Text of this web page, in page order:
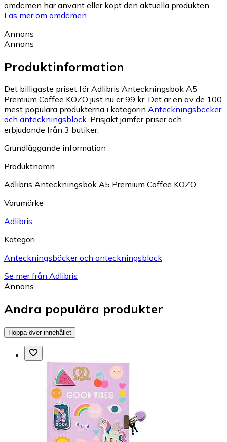
omdömen har använt eller köpt den aktuella produkten.
Läs mer om omdömen.
Annons
Annons
Produktinformation
Det billigaste priset för Adlibris Anteckningsbok A5
Premium Coffee KOZO just nu är 99 kr. Det är en av de 100
mest populära produkterna i kategorin Anteckningsböcker
och anteckningsblock. Prisjakt jämför priser och
erbjudande från 3 butiker.
Grundläggande information
Produktnamn
Adlibris Anteckningsbok A5 Premium Coffee KOZO
Varumärke
Adlibris
Kategori
Anteckningsböcker och anteckningsblock
Se mer från Adlibris
Annons
Andra populära produkter
Hoppa över innehållet